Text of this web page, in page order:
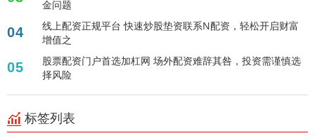
金问题
04
线上配资正规平台 快速炒股垫资联系N配资，轻松开启财富
增值之
05
股票配资门户首选加杠网 场外配资难辞其咎，投资需谨慎选
择风险
标签列表